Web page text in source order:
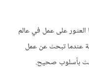
العثور على عمل في عالم
عندما تبحث عن عمل
بأسلوب صحيح.